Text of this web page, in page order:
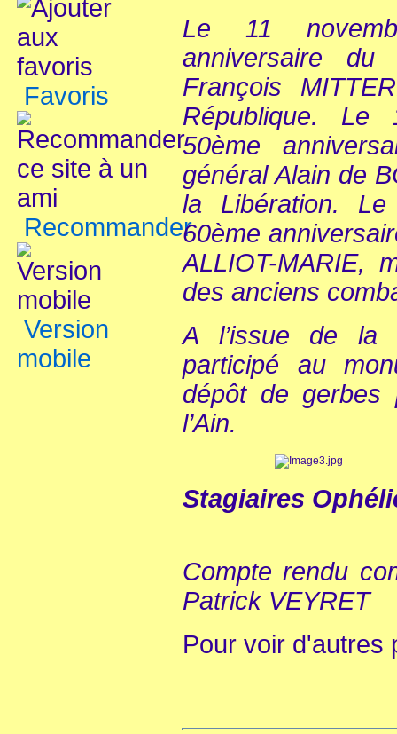
Favoris
Recommander
Version
mobile
Le 11
anniversaire
François
République. Le
50ème
général Alain de
la Libération.
60ème
ALLIOT-MARIE,
des anciens
A l’issue de la
participé au
dépôt de
l’Ain.
Stagiaires
Compte rendu
Patrick VEYRET
Pour voir d'autres